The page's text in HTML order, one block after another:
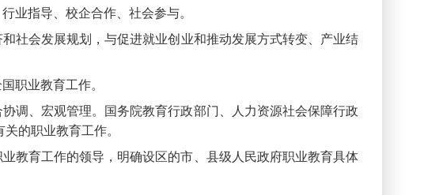
业指导、校企合作、社会参与。
社会发展规划，与促进就业创业和推动发展方式转变、产业结
职业教育工作。
调、宏观管理。国务院教育行政部门、人力资源社会保障行政
的职业教育工作。
教育工作的领导，明确设区的市、县级人民政府职业教育具体